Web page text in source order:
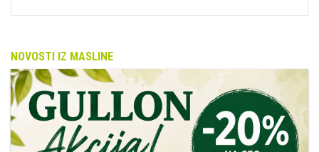
NOVOSTI IZ MASLINE